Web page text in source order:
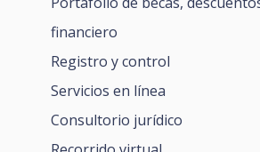
financiero
Registro y control
Servicios en línea
Consultorio jurídico